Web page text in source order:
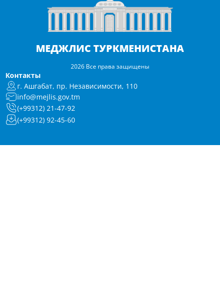
МЕДЖЛИС ТУРКМЕНИСТАНА
2026 Все права защищены
Контакты
г. Ашгабат, пр. Независимости, 110
info@mejlis.gov.tm
(+99312) 21-47-92
(+99312) 92-45-60